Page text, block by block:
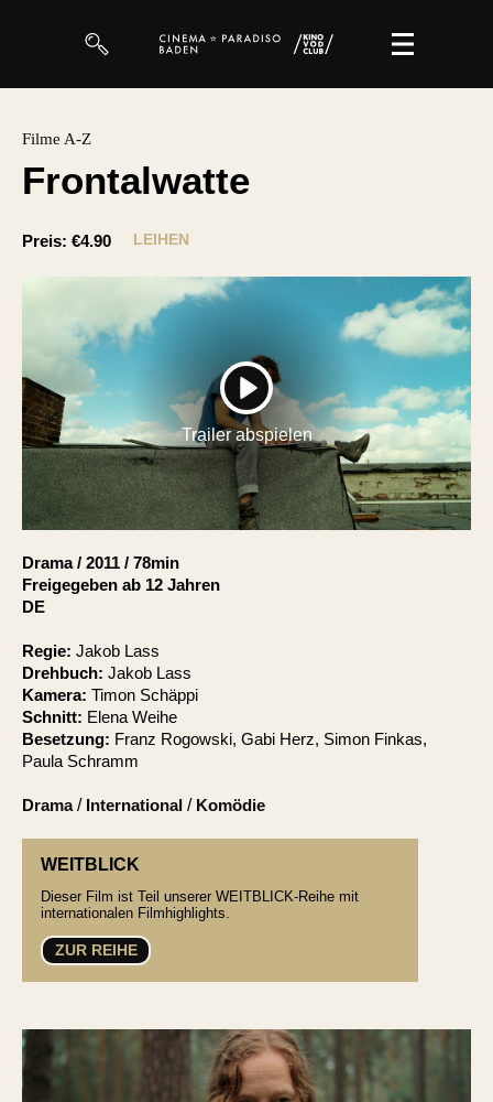
Magazin
So geht’s
Filmpakete
Gutscheine
& Filmpässe
Account
Filme A-Z
Frontalwatte
Preis: €4.90 LEIHEN
PLAY
Trailer abspielen
Drama / 2011 / 78min
Freigegeben ab 12 Jahren
DE
Regie: Jakob Lass
Drehbuch: Jakob Lass
Kamera: Timon Schäppi
Schnitt: Elena Weihe
Besetzung: Franz Rogowski, Gabi Herz, Simon Finkas,
Paula Schramm
Drama/ International / Komödie
WEITBLICK
Dieser Film ist Teil unserer WEITBLICK-Reihe mit
internationalen Filmhighlights.
ZUR REIHE